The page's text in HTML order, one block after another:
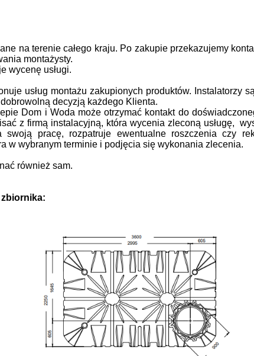
na terenie całego kraju. Po zakupie przekazujemy
montażysty.
wycenę usługi.
usług montażu zakupionych produktów. Instalatorzy
decyzją każdego Klienta.
Dom i Woda może otrzymać kontakt do
z firmą instalacyjną, która wycenia zleconą usługę,
swoją pracę, rozpatruje ewentualne roszczenia czy
w wybranym terminie i podjęcia się wykonania zlecenia.
również sam.